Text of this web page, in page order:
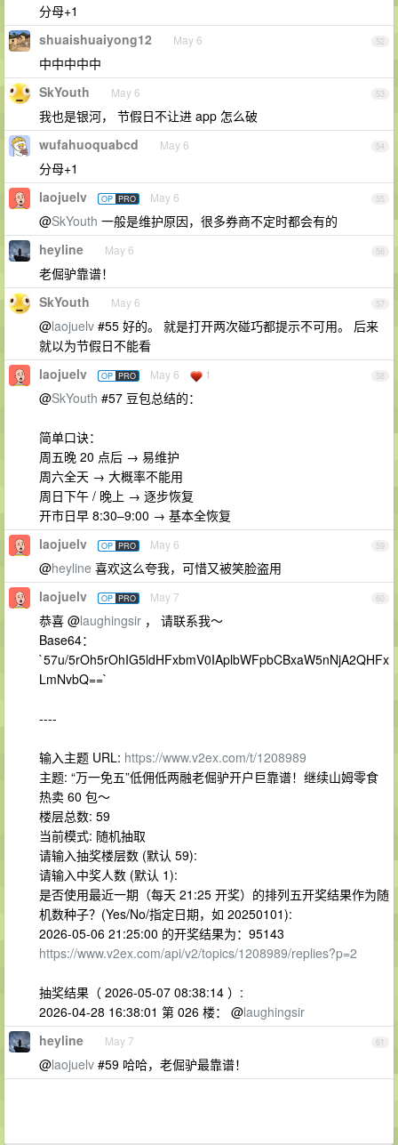
分母+1
52
shuaishuaiyong12 May 6
中中中中中
53
SkYouth May 6
我也是银河， 节假日不让进 app 怎么破
54
wufahuoquabcd May 6
分母+1
55
laojuelv OP PRO May 6
@SkYouth 一般是维护原因，很多券商不定时都会有的
56
heyline May 6
老倔驴靠谱！
57
SkYouth May 6
@laojuelv #55 好的。 就是打开两次碰巧都提示不可用。 后来
就以为节假日不能看
58
laojuelv OP PRO May 6 1
@SkYouth #57 豆包总结的：
简单口诀：
周五晚 20 点后 → 易维护
周六全天 → 大概率不能用
周日下午 / 晚上 → 逐步恢复
开市日早 8:30–9:00 → 基本全恢复
59
laojuelv OP PRO May 6
@heyline 喜欢这么夸我，可惜又被笑脸盗用
60
laojuelv OP PRO May 7
恭喜 @laughingsir ， 请联系我～
Base64：
`57u/5rOh5rOhIG5ldHFxbmV0IAplbWFpbCBxaW5nNjA2QHFx
LmNvbQ==`
----
输入主题 URL: https://www.v2ex.com/t/1208989
主题: “万一免五”低佣低两融老倔驴开户巨靠谱！继续山姆零食
热卖 60 包～
楼层总数: 59
当前模式: 随机抽取
请输入抽奖楼层数 (默认 59):
请输入中奖人数 (默认 1):
是否使用最近一期（每天 21:25 开奖）的排列五开奖结果作为随
机数种子？(Yes/No/指定日期，如 20250101):
2026-05-06 21:25:00 的开奖结果为：95143
https://www.v2ex.com/api/v2/topics/1208989/replies?p=2
抽奖结果（ 2026-05-07 08:38:14 ）:
2026-04-28 16:38:01 第 026 楼： @laughingsir
61
heyline May 7
@laojuelv #59 哈哈，老倔驴最靠谱！